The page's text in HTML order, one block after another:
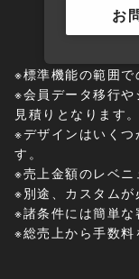
お
※標準機能の範囲で
※会員データ移行
見積りとなります。
※デザインはいくつ
す。
※売上金額のレベニ
※別途、カスタムが
※諸条件には簡単な
※総売上から手数料